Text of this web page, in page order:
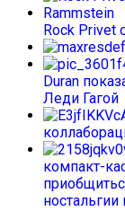
Rock Privet
Duran
Леди Гагой
компакт-
ностальгии